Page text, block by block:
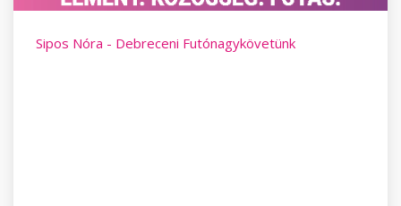
Sipos Nóra - Debreceni Futónagykövetünk